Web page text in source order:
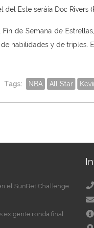
Este seráía Doc Rivers
de Semana de
habilidades y de triples.
Tags: NBA All Star
el SunBet Challenge
exigente ronda final